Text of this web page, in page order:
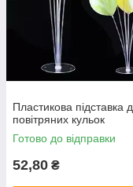
Пластикова підставка
повітряних кульок
Готово до відправки
52,80 ₴